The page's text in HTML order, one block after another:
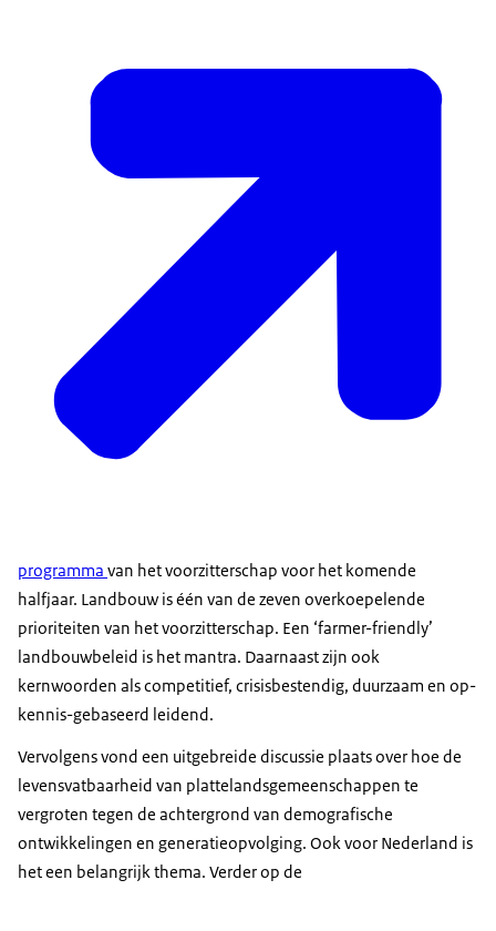
programma van het voorzitterschap voor het komende
halfjaar. Landbouw is één van de zeven overkoepelende
prioriteiten van het voorzitterschap. Een ‘farmer-friendly’
landbouwbeleid is het mantra. Daarnaast zijn ook
kernwoorden als competitief, crisisbestendig, duurzaam en op-
kennis-gebaseerd leidend.
Vervolgens vond een uitgebreide discussie plaats over hoe de
levensvatbaarheid van plattelandsgemeenschappen te
vergroten tegen de achtergrond van demografische
ontwikkelingen en generatieopvolging. Ook voor Nederland is
het een belangrijk thema. Verder op de